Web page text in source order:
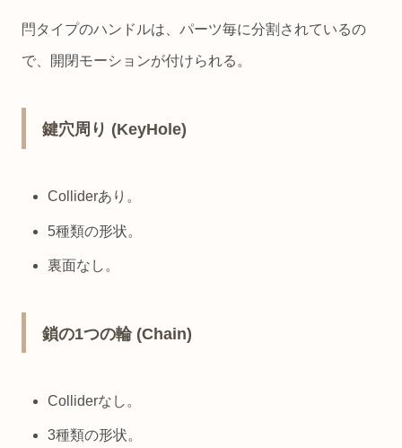
閂タイプのハンドルは、パーツ毎に分割されているの
で、開閉モーションが付けられる。
鍵穴周り (KeyHole)
Colliderあり。
5種類の形状。
裏面なし。
鎖の1つの輪 (Chain)
Colliderなし。
3種類の形状。